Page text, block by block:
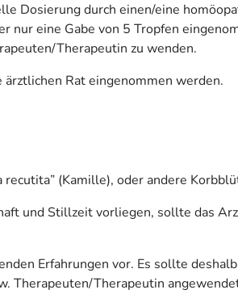
Dosierung durch einen/eine
eine Gabe von 5 Tropfen
Therapeutin zu wenden.
Rat eingenommen werden.
(Kamille), oder andere
und Stillzeit vorliegen, sollte das
Erfahrungen vor. Es sollte
Therapeuten/Therapeutin